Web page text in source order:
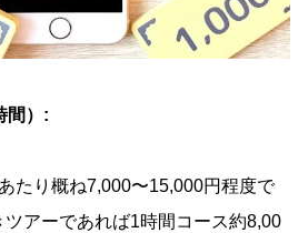
間）:
たり概ね7,000〜15,000円程度で
アーであれば1時間コース約8,00